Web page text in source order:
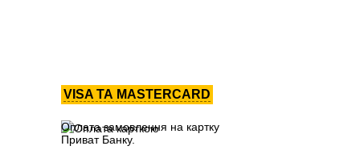
VISA ТА MASTERCARD
Оплата замовлення на картку
Приват Банку.